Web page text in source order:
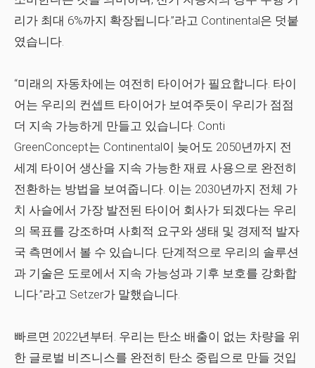
리가 최대 6%까지 확장됩니다.”라고 Continental은 덧붙
였습니다.
“미래의 자동차에는 여전히 타이어가 필요합니다. 타이
어는 우리의 컨셉트 타이어가 보여주듯이 우리가 점점
더 지속 가능하게 만들고 있습니다. Conti
GreenConcept는 Continental이 늦어도 2050년까지 전
세계 타이어 생산을 지속 가능한 재료 사용으로 완전히
전환하는 방법을 보여줍니다. 이는 2030년까지 전체 가
치 사슬에서 가장 발전된 타이어 회사가 되겠다는 우리
의 목표를 강조하며 사회적 요구와 생태 및 경제적 발자
국 측면에서 볼 수 있습니다. 단계적으로 우리의 솔루션
과 기술은 도로에서 지속 가능성과 기후 보호를 강화합
니다.”라고 Setzer가 말했습니다.
빠르면 2022년부터. 우리는 탄소 배출이 없는 차량을 위
한 글로벌 비즈니스를 완전히 탄소 중립으로 만들 것입